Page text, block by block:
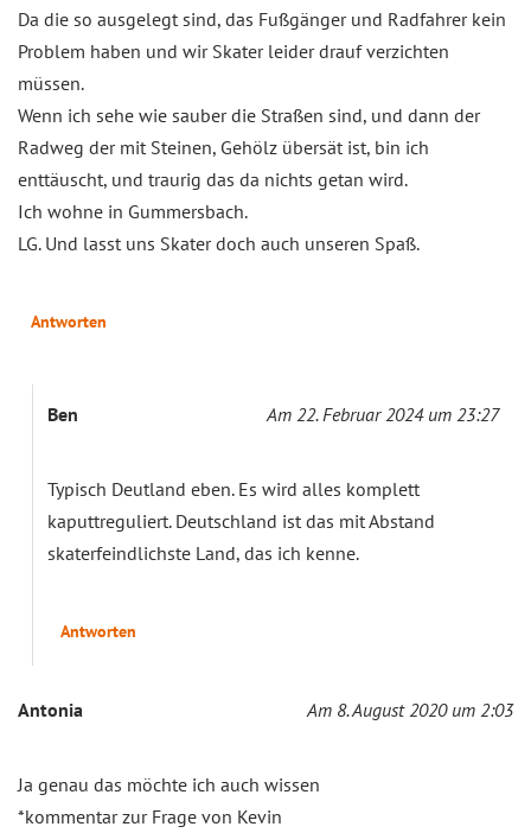
Da die so ausgelegt sind, das Fußgänger und Radfahrer kein
Problem haben und wir Skater leider drauf verzichten
müssen.
Wenn ich sehe wie sauber die Straßen sind, und dann der
Radweg der mit Steinen, Gehölz übersät ist, bin ich
enttäuscht, und traurig das da nichts getan wird.
Ich wohne in Gummersbach.
LG. Und lasst uns Skater doch auch unseren Spaß.
Antworten
Ben Am 22. Februar 2024 um 23:27
Typisch Deutland eben. Es wird alles komplett
kaputtreguliert. Deutschland ist das mit Abstand
skaterfeindlichste Land, das ich kenne.
Antworten
Antonia Am 8. August 2020 um 2:03
Ja genau das möchte ich auch wissen
*kommentar zur Frage von Kevin